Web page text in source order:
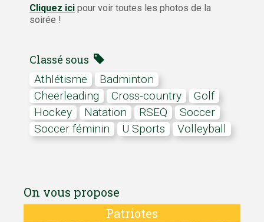
Cliquez ici pour voir toutes les photos de la
soirée !
Classé sous
Athlétisme
Badminton
cheerleading
Cross-country
Golf
hockey
Natation RSEQ
soccer
Soccer féminin
U Sports Volleyball
On vous propose
Patriotes